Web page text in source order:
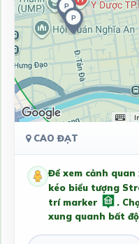
CAO ĐẠT
Để xem cảnh
kéo biểu tượng
trí marker
.
xung quanh bất